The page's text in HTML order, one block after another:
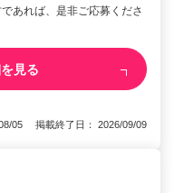
あれば、是非ご応募くださ
見る
05 掲載終了日： 2026/09/09